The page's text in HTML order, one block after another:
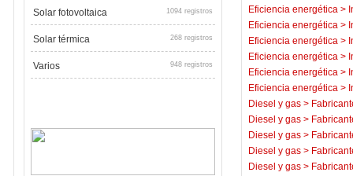
Solar fotovoltaica 1094 registros
Solar térmica 268 registros
Varios 948 registros
Eficiencia energética >
Eficiencia energética >
Eficiencia energética >
Eficiencia energética >
Eficiencia energética >
Eficiencia energética >
Diesel y gas >
Diesel y gas >
Diesel y gas >
Diesel y gas >
Diesel y gas >